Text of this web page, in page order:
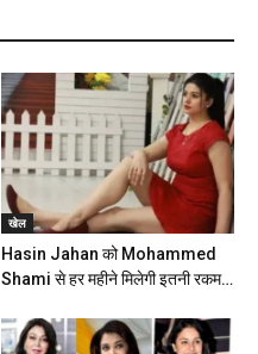
खेल
Hasin Jahan को Mohammed
Shami से हर महीने मिलेगी इतनी रकम…